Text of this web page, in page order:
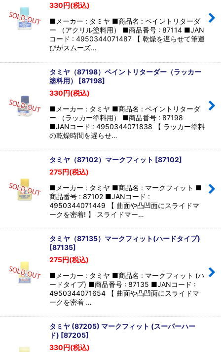
330円(税込)
■メーカー : タミヤ ■商品名 : ペイントリターダ
ー （アクリル塗料用） ■商品番号 : 87114 ■JAN
コード : 4950344071487 【 乾燥を遅らせて筆運
びがスムーズ…
タミヤ（87198）ペイントリターダー（ラッカー
塗料用） [87198]
330円(税込)
■メーカー : タミヤ ■商品名 : ペイントリターダ
ー （ラッカー塗料用） ■商品番号 : 87198
■JANコード : 4950344071838 【 ラッカー塗料
の乾燥時間を遅らせ…
タミヤ（87102）マークフィット [87102]
275円(税込)
■メーカー : タミヤ ■商品名 : マークフィット ■
商品番号 : 87102 ■JANコード :
4950344071449 【 曲面や凸凹面にスライドマ
ークを密着! 】 スライドマー…
タミヤ（87135）マークフィット(ハードタイプ)
[87135]
275円(税込)
■メーカー : タミヤ ■商品名 : マークフィット (ハ
ードタイプ) ■商品番号 : 87135 ■JANコード :
4950344071654 【 曲面や凸凹面にスライドマ
ークを密着 …
タミヤ (87205) マークフィット (スーパーハー
ド) [87205]
330円(税込)